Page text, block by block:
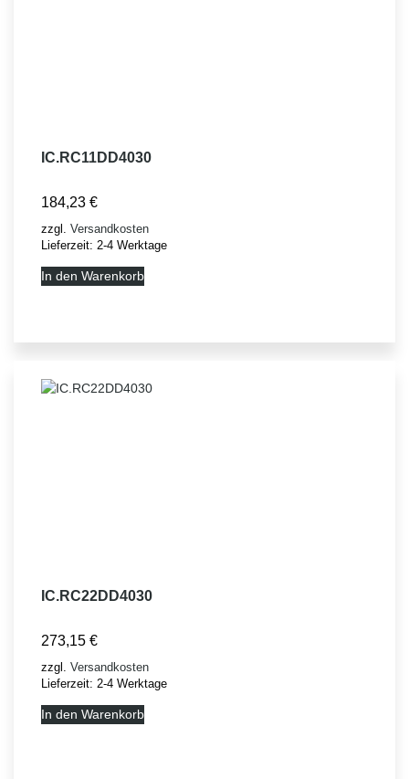
IC.RC11DD4030
184,23 €
zzgl. Versandkosten
Lieferzeit: 2-4 Werktage
In den Warenkorb
IC.RC22DD4030
273,15 €
zzgl. Versandkosten
Lieferzeit: 2-4 Werktage
In den Warenkorb